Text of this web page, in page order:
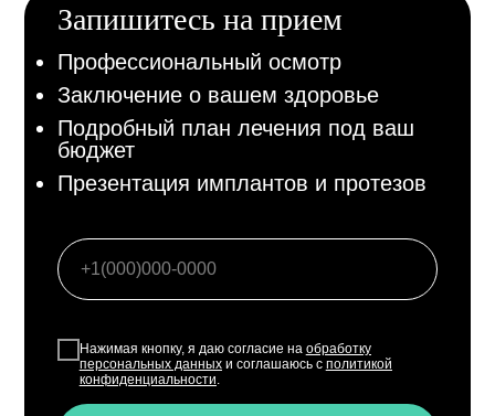
Запишитесь на прием
Профессиональный осмотр
Заключение о вашем здоровье
Подробный план лечения под ваш
бюджет
Презентация имплантов и протезов
Нажимая кнопку, я даю согласие на обработку
персональных данныхи соглашаюсь с политикой
конфиденциальности.